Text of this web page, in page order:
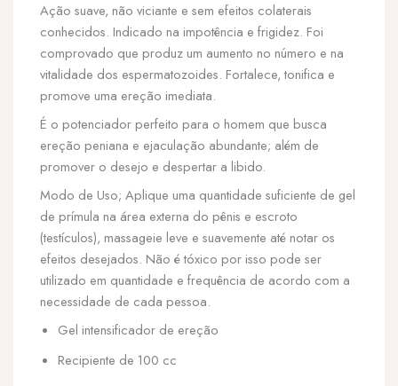
Ação suave, não viciante e sem efeitos colaterais
conhecidos. Indicado na impotência e frigidez. Foi
comprovado que produz um aumento no número e na
vitalidade dos espermatozoides. Fortalece, tonifica e
promove uma ereção imediata.
É o potenciador perfeito para o homem que busca
ereção peniana e ejaculação abundante; além de
promover o desejo e despertar a libido.
Modo de Uso; Aplique uma quantidade suficiente de gel
de prímula na área externa do pênis e escroto
(testículos), massageie leve e suavemente até notar os
efeitos desejados. Não é tóxico por isso pode ser
utilizado em quantidade e frequência de acordo com a
necessidade de cada pessoa.
Gel intensificador de ereção
Recipiente de 100 cc